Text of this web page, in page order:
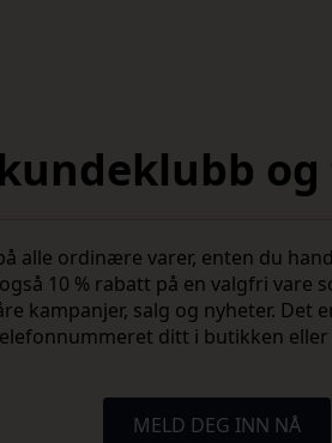
alle ordinære varer, enten du
10 % rabatt på en valgfri vare
kampanjer, salg og nyheter.
ditt i butikken
MELD DEG INN NÅ